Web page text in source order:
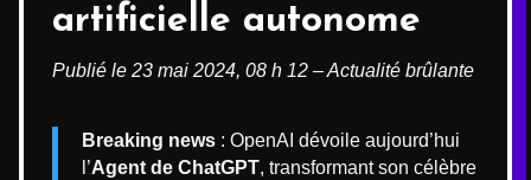
artificielle autonome
Publié le 23 mai 2024, 08 h 12 – Actualité brûlante
Breaking news : OpenAI dévoile aujourd’hui
l’Agent de ChatGPT, transformant son célèbre